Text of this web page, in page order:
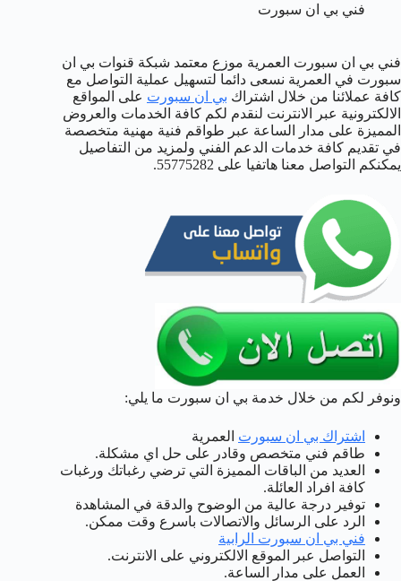
فني بي ان سبورت
فني بي ان سبورت العمرية موزع معتمد شبكة قنوات بي ان
سبورت في العمرية نسعى دائما لتسهيل عملية التواصل مع
كافة عملائنا من خلال اشتراك بي ان سبورت على المواقع
الالكترونية عبر الانترنت لنقدم لكم كافة الخدمات والعروض
المميزة على مدار الساعة عبر طواقم فنية مهنية متخصصة
في تقديم كافة خدمات الدعم الفني ولمزيد من التفاصيل
يمكنكم التواصل معنا هاتفيا على 55775282.
ونوفر لكم من خلال خدمة بي ان سبورت ما يلي:
اشتراك بي ان سبورت العمرية
طاقم فني متخصص وقادر على حل اي مشكلة.
العديد من الباقات المميزة التي ترضي رغباتك ورغبات
كافة افراد العائلة.
توفير درجة عالية من الوضوح والدقة في المشاهدة
الرد على الرسائل والاتصالات باسرع وقت ممكن.
فني بي ان سبورت الرابية
التواصل عبر الموقع الالكتروني على الانترنت.
العمل على مدار الساعة.